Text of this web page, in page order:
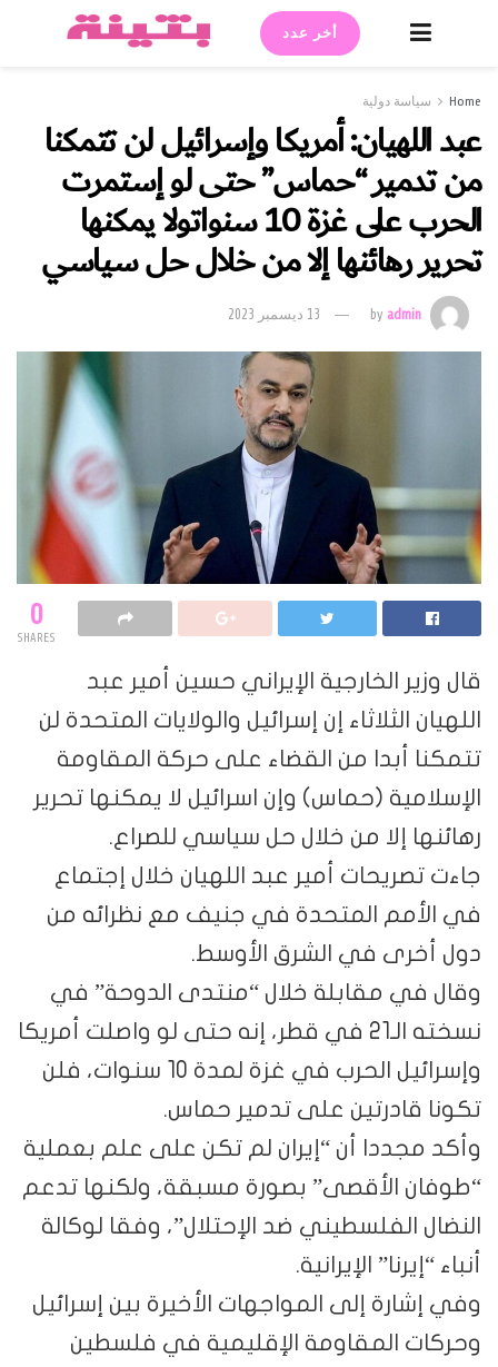
أخر عدد
Home سياسة دولية
عبد اللهيان: أمريكا وإسرائيل لن تتمكنا
من تدمير “حماس” حتى لو إستمرت
الحرب على غزة 10 سنواتولا يمكنها
تحرير رهائنها إلا من خلال حل سياسي
byadmin 13 ديسمبر 2023
0
SHARES
قال وزير الخارجية الإيراني حسين أمير عبد
اللهيان الثلاثاء إن إسرائيل والولايات المتحدة لن
تتمكنا أبدا من القضاء على حركة المقاومة
الإسلامية (حماس) وإن اسرائيل لا يمكنها تحرير
رهائنها إلا من خلال حل سياسي للصراع.
جاءت تصريحات أمير عبد اللهيان خلال إجتماع
في الأمم المتحدة في جنيف مع نظرائه من
دول أخرى في الشرق الأوسط.
وقال في مقابلة خلال “منتدى الدوحة” في
نسخته الـ21 في قطر، إنه حتى لو واصلت أمريكا
وإسرائيل الحرب في غزة لمدة 10 سنوات، فلن
تكونا قادرتين على تدمير حماس.
وأكد مجددا أن “إيران لم تكن على علم بعملية
“طوفان الأقصى” بصورة مسبقة، ولكنها تدعم
النضال الفلسطيني ضد الإحتلال”، وفقا لوكالة
أنباء “إيرنا” الإيرانية.
وفي إشارة إلى المواجهات الأخيرة بين إسرائيل
وحركات المقاومة الإقليمية في فلسطين